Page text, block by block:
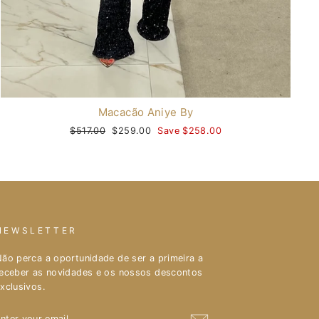
e receba já o
Macacão Aniye By
Regular
$517.00
Sale
$259.00 Save $258.00
perca a oportunidade de ser a primeira a
as novidades e os nossos descontos